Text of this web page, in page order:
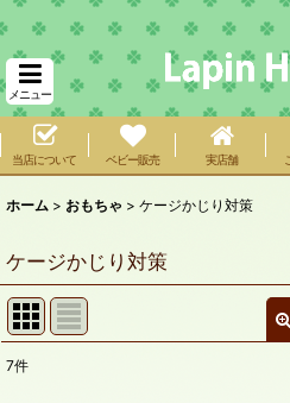
メニュー
当店について ベビー販売 実店舗
ホーム > おもちゃ > ケージかじり対策
ケージかじり対策
7件